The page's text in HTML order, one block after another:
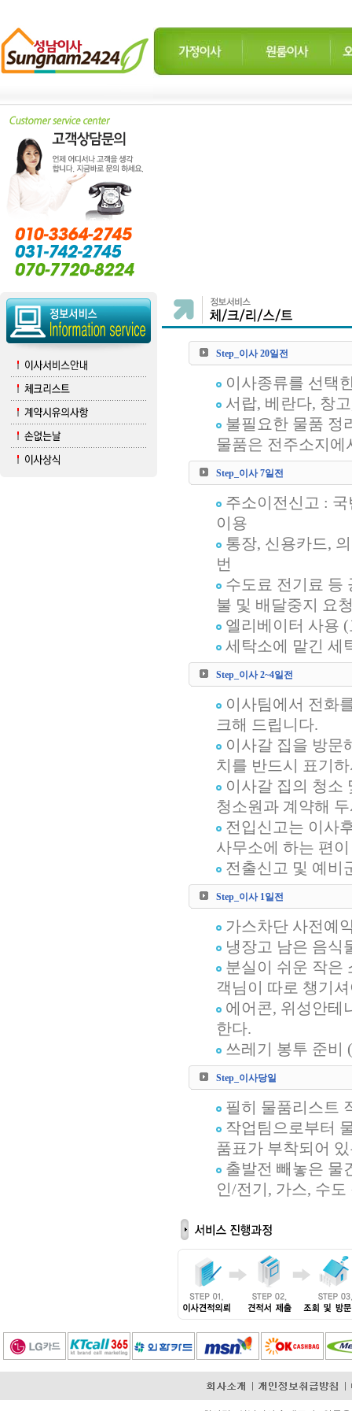
Step_이사 20일전
이사종류를 선택
서랍, 베란다, 창
불필요한 물품 정
물품은 전주소지에
Step_이사 7일전
주소이전신고 :
이용
통장, 신용카드,
번
수도료 전기료 등
불 및 배달중지 요
엘리베이터 사용
세탁소에 맡긴 세
Step_이사 2~4일전
이사팀에서 전화
크해 드립니다.
이사갈 집을 방문
치를 반드시 표기
이사갈 집의 청소
청소원과 계약해
전입신고는 이사
사무소에 하는 편
전출신고 및 예비
Step_이사 1일전
가스차단 사전예
냉장고 남은 음식
분실이 쉬운 작은
객님이 따로 챙기
에어콘, 위성안테
한다.
쓰레기 봉투 준비
Step_이사당일
필히 물품리스트
작업팀으로부터
품표가 부착되어
출발전 빼놓은 물
인/전기, 가스, 수